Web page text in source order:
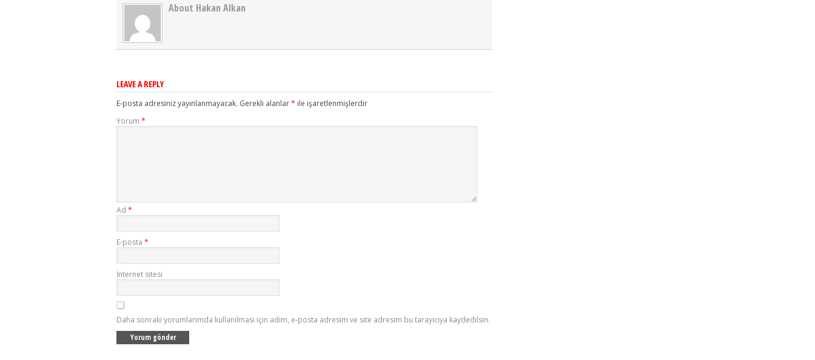
About Hakan Alkan
LEAVE A REPLY
E-posta adresiniz yayınlanmayacak. Gerekli alanlar* ile işaretlenmişlerdir
Yorum *
Ad *
E-posta *
İnternet sitesi
Daha sonraki yorumlarımda kullanılması için adım, e-posta adresim ve site adresim bu tarayıcıya kaydedilsin.